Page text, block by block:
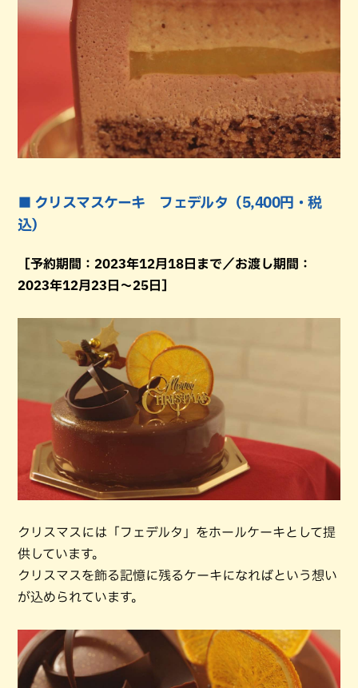
■ クリスマスケーキ フェデルタ（5,400円・税
込）
［予約期間：2023年12月18日まで／お渡し期間：
2023年12月23日～25日］
クリスマスには「フェデルタ」をホールケーキとして提
供しています。
クリスマスを飾る記憶に残るケーキになればという想い
が込められています。